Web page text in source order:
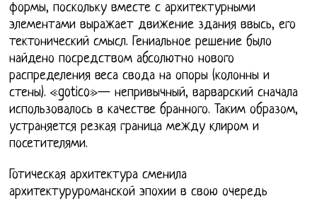
формы, поскольку вместе с архитектурными
элементами выражает движение здания ввысь, его
тектонический смысл. Гениальное решение было
найдено посредством абсолютно нового
распределения веса свода на опоры (колонны и
стены). «gotico»— непривычный, варварский сначала
использовалось в качестве бранного. Таким образом,
устраняется резкая граница между клиром и
посетителями.
Готическая архитектура сменила
архитектуруроманской эпохии в свою очередь